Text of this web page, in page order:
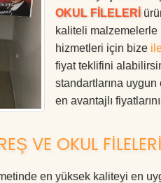
OKUL FİLELERİ
kaliteli
hizmetleri için bize
fiyat teklifini
standartlarına
en avantajlı
VE OKUL
en yüksek kaliteyi en